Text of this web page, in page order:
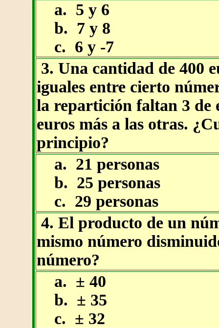
a. 5 y 6
b. 7 y 8
c. 6 y -7
3. Una cantidad de 400
iguales entre cierto
la repartición faltan 3 de
euros más a las otras.
principio?
a. 21 personas
b. 25 personas
c. 29 personas
4. El producto de un
mismo número
número?
a. ± 40
b. ± 35
c. ± 32